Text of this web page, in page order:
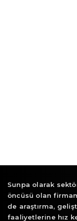
Sunpa olarak
öncüsü olan
de araştırma,
faaliyetlerine hız